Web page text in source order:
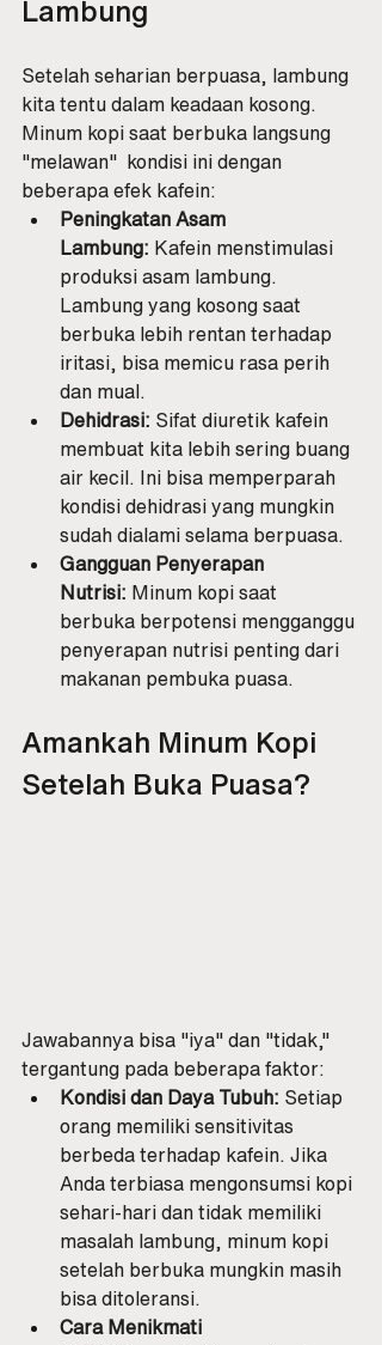
Lambung
Setelah seharian berpuasa, lambung
kita tentu dalam keadaan kosong.
Minum kopi saat berbuka langsung
"melawan"  kondisi ini dengan
beberapa efek kafein:
Peningkatan Asam
Lambung: Kafein menstimulasi
produksi asam lambung.
Lambung yang kosong saat
berbuka lebih rentan terhadap
iritasi, bisa memicu rasa perih
dan mual.
Dehidrasi: Sifat diuretik kafein
membuat kita lebih sering buang
air kecil. Ini bisa memperparah
kondisi dehidrasi yang mungkin
sudah dialami selama berpuasa.
Gangguan Penyerapan
Nutrisi: Minum kopi saat
berbuka berpotensi mengganggu
penyerapan nutrisi penting dari
makanan pembuka puasa.
Amankah Minum Kopi
Setelah Buka Puasa?
Jawabannya bisa "iya" dan "tidak,"
tergantung pada beberapa faktor:
Kondisi dan Daya Tubuh: Setiap
orang memiliki sensitivitas
berbeda terhadap kafein. Jika
Anda terbiasa mengonsumsi kopi
sehari-hari dan tidak memiliki
masalah lambung, minum kopi
setelah berbuka mungkin masih
bisa ditoleransi.
Cara Menikmati